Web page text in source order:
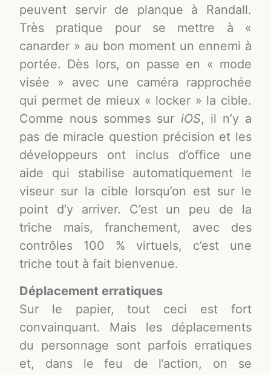
peuvent servir de planque à Randall.
Très pratique pour se mettre à «
canarder » au bon moment un ennemi à
portée. Dès lors, on passe en « mode
visée » avec une caméra rapprochée
qui permet de mieux « locker » la cible.
Comme nous sommes sur iOS, il n’y a
pas de miracle question précision et les
développeurs ont inclus d’office une
aide qui stabilise automatiquement le
viseur sur la cible lorsqu’on est sur le
point d’y arriver. C’est un peu de la
triche mais, franchement, avec des
contrôles 100 % virtuels, c’est une
triche tout à fait bienvenue.
Déplacement erratiques
Sur le papier, tout ceci est fort
convainquant. Mais les déplacements
du personnage sont parfois erratiques
et, dans le feu de l’action, on se